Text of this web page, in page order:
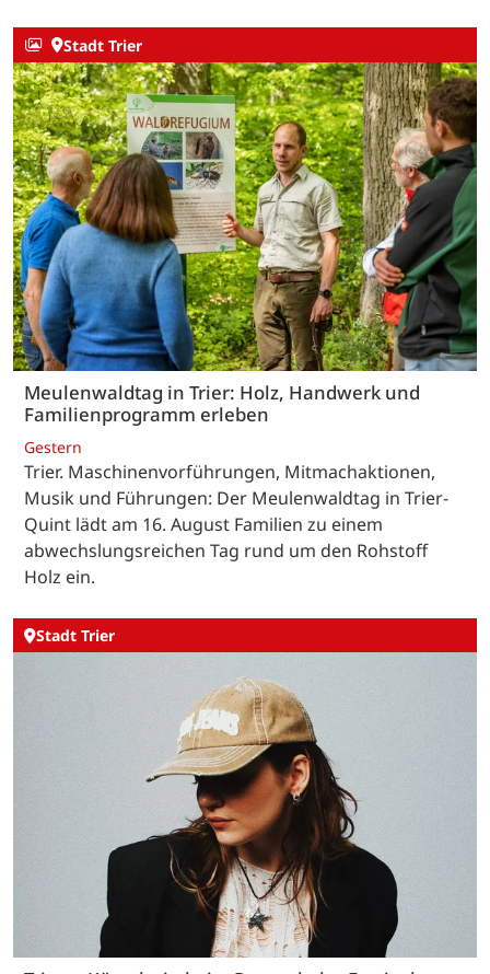
Stadt Trier
Meulenwaldtag in Trier: Holz, Handwerk und
Familienprogramm erleben
Gestern
Trier. Maschinenvorführungen, Mitmachaktionen,
Musik und Führungen: Der Meulenwaldtag in Trier-
Quint lädt am 16. August Familien zu einem
abwechslungsreichen Tag rund um den Rohstoff
Holz ein.
Stadt Trier